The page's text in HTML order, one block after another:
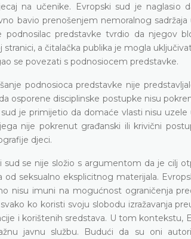
na učenike. Evropski sud je
bavio prenošenjem nemoralnog
podnosilac predstavke tvrdio da njegov
a čitalačka publika je mogla
se povezati s podnosiocem predstavke.
podnosioca predstavke nije
osporene disciplinske postupke nisu
je primijetio da domaće vlasti nisu
nije pokrenut građanski ili krivični
djeci.
sud se nije složio s argumentom da je cilj
seksualno eksplicitnog materijala.
nisu imuni na mogućnost ograničenja
ko koristi svoju slobodu izražavanja
i korištenih sredstava. U tom kontekstu,
javnu službu. Budući da su oni